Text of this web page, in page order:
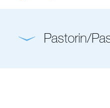
Pastorin/